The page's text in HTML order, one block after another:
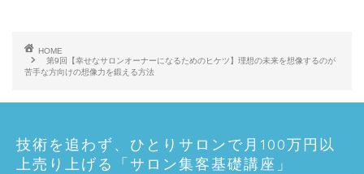
レ
ー
ヤ
HOME
第9回【幸せなサロンオーナーになるためのヒケツ】理想の未来を想像するのが
苦手な方向けの想像力を鍛える方法
技術を追わず、ひとりサロンで月100万円以
上売り上げる「サロン集客基礎講座」